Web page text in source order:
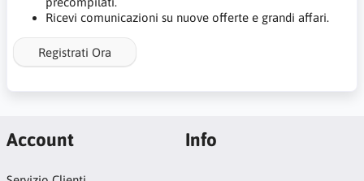
Ricevi comunicazioni su nuove offerte e grandi affari.
Registrati Ora
Account Info